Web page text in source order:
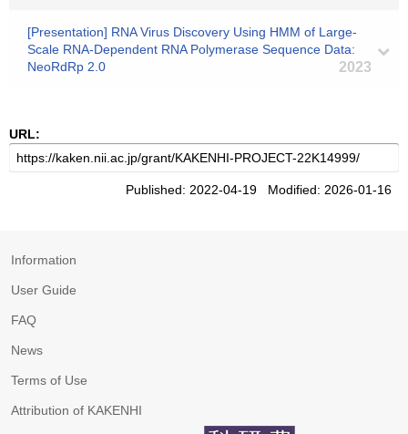
[Presentation] RNA Virus Discovery Using HMM of Large-
Scale RNA-Dependent RNA Polymerase Sequence Data:
NeoRdRp 2.0
2023
URL:
Published: 2022-04-19 Modified: 2026-01-16
Information
User Guide
FAQ
News
Terms of Use
Attribution of KAKENHI